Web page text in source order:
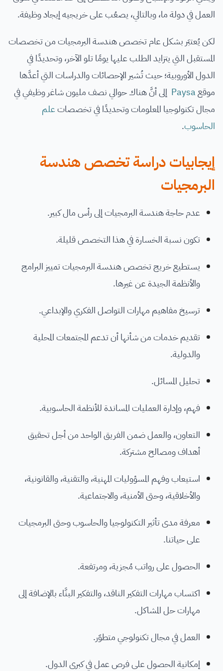
العمل في دولة ما، وبالتالي، يصعُب على خريجيه إيجاد وظيفة.
لكن يُعتبَر بشكل عام تخصص هندسة البرمجيات من تخصصات
المستقبل التي يتزايد الطلب عليها يومًا تلو الآخر، وتحديدًا في
الدول الأوروبية؛ حيث تُشير الإحصائات والدراسات التي أعدَّها
موقعPaysa إلى أنَّ هناك حوالي نصف مليون شاغر وظيفي في
مجال تكنولوجيا المعلومات وتحديدًا في تخصصاتعلم
الحاسوب.
إيجابيات دراسة تخصص هندسة
البرمجيات
عدم حاجة هندسة البرمجيات إلى رأس مال كبير.
تكون نسبة الخسارة في هذا التخصص قليلة.
يستطيع خريج تخصص هندسة البرمجيات تمييز البرامج
والأنظمة الجيدة عن غيرها.
ترسيخ مفاهيم مهارات التواصل الفكري والإبداعي.
تقديم خدمات من شأنها أن تدعم المجتمعات المحلية
والدولية.
تحليل المسائل.
فهم، وإدارة العمليات المساندة للأنظمة الحاسوبية.
التعاون، والعمل ضمن الفريق الواحد من أجل تحقيق
أهداف ومصالح مشتركة.
استيعاب وفهم المسؤوليات المهنية، والتقنية، والقانونية،
والأخلاقية، وحتى الأمنية، والاجتماعية.
معرفة مدى تأثير التكنولوجيا والحاسوب وحتى البرمجيات
على حياتنا.
الحصول على رواتب مُجزية، ومرتفعة.
اكتساب مهارات التفكير الناقد، والتفكير البنَّاء بالإضافة إلى
مهارات حل المشاكل.
العمل في مجال تكنولوجي متطوّر.
إمكانية الحصول على فرص عمل في كبرى الدول.